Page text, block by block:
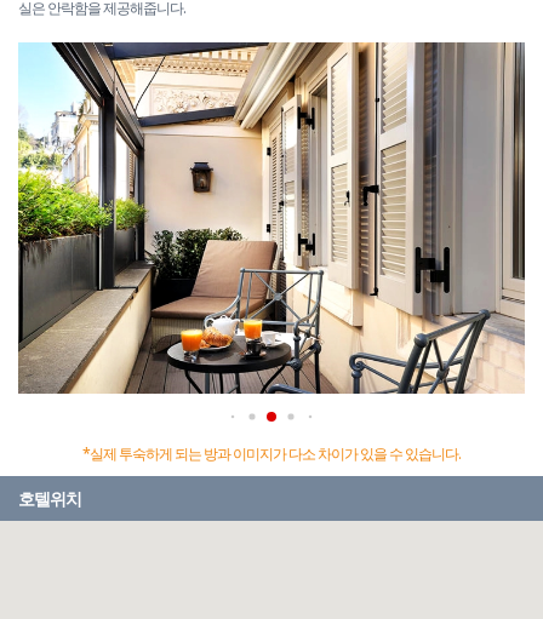
실은 안락함을 제공해줍니다.
*실제 투숙하게 되는 방과 이미지가 다소 차이가 있을 수 있습니다.
호텔위치